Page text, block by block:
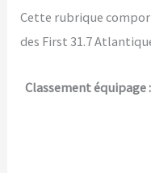
Cette rubrique
des First 31.7
Classement équipage :